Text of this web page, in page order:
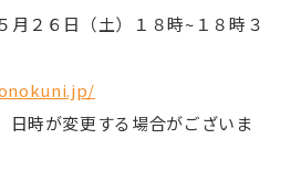
日（土）１８時~１８時３
時が変更する場合がございま